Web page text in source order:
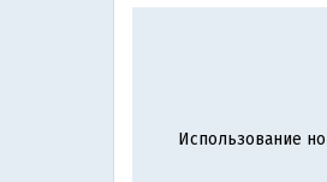
Использование